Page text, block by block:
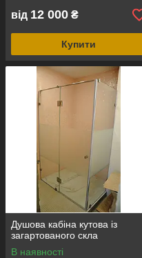
від 12 000 ₴
Купити
Душова кабіна кутова із
загартованого скла
В наявності